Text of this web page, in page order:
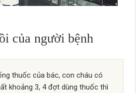
của người bệnh
thuốc của bác, con cháu có
khoảng 3, 4 đợt dùng thuốc thì